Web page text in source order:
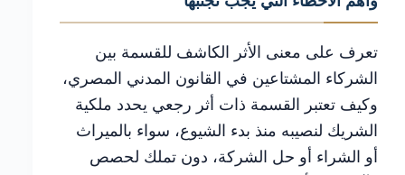
متى
يحمي
القانون
حقوق
الأقلية
من
تعرف على معنى الأثر الكاشف للقسمة بين
الشركاء المشتاعين في القانون المدني المصري،
وكيف تعتبر القسمة ذات أثر رجعي يحدد ملكية
الشريك لنصيبه منذ بدء الشيوع، سواء بالميراث
أو الشراء أو حل الشركة، دون تملك لحصص